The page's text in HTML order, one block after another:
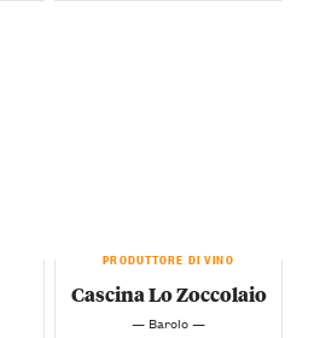
PRODUTTORE DI VINO
Cascina Lo Zoccolaio
— Barolo —